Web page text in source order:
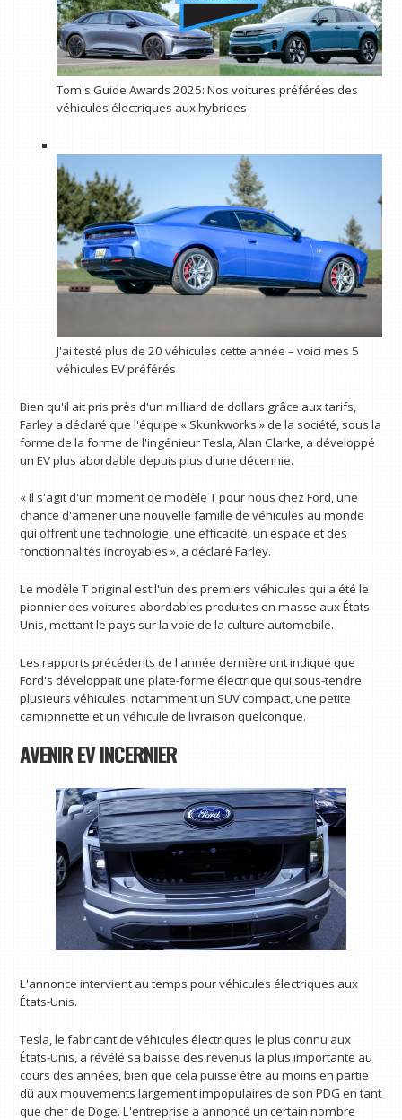
Tom's Guide Awards 2025: Nos voitures préférées des
véhicules électriques aux hybrides
J'ai testé plus de 20 véhicules cette année – voici mes 5
véhicules EV préférés
Bien qu'il ait pris près d'un milliard de dollars grâce aux tarifs,
Farley a déclaré que l'équipe « Skunkworks » de la société, sous la
forme de la forme de l'ingénieur Tesla, Alan Clarke, a développé
un EV plus abordable depuis plus d'une décennie.
« Il s'agit d'un moment de modèle T pour nous chez Ford, une
chance d'amener une nouvelle famille de véhicules au monde
qui offrent une technologie, une efficacité, un espace et des
fonctionnalités incroyables », a déclaré Farley.
Le modèle T original est l'un des premiers véhicules qui a été le
pionnier des voitures abordables produites en masse aux États-
Unis, mettant le pays sur la voie de la culture automobile.
Les rapports précédents de l'année dernière ont indiqué que
Ford's développait une plate-forme électrique qui sous-tendre
plusieurs véhicules, notamment un SUV compact, une petite
camionnette et un véhicule de livraison quelconque.
AVENIR EV INCERNIER
L'annonce intervient au temps pour véhicules électriques aux
États-Unis.
Tesla, le fabricant de véhicules électriques le plus connu aux
États-Unis, a révélé sa baisse des revenus la plus importante au
cours des années, bien que cela puisse être au moins en partie
dû aux mouvements largement impopulaires de son PDG en tant
que chef de Doge. L'entreprise a annoncé un certain nombre